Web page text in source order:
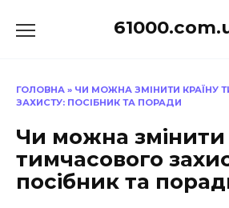
до
ГОЛОВНА » ЧИ МОЖНА ЗМІНИТИ КРАЇНУ
ЗАХИСТУ: ПОСІБНИК ТА ПОРАДИ
Чи можна змінити
тимчасового
посібник та